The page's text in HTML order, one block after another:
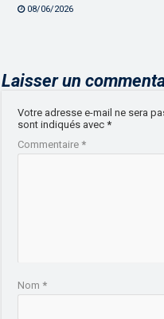
08/06/2026
Laisser un
Votre adresse e-mail ne sera
sont indiqués avec*
Commentaire*
Nom*